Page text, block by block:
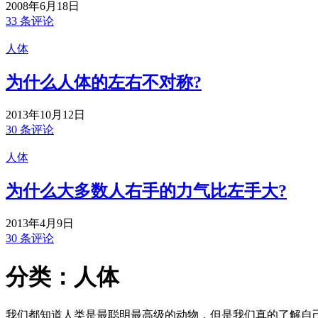
2008年6月18日
33 条评论
人体
为什么人体的左右不对称?
2013年10月12日
30 条评论
人体
为什么大多数人右手的力气比左手大?
2013年4月9日
30 条评论
分类：人体
我们都知道人类是最聪明最高级的动物，但是我们真的了解自